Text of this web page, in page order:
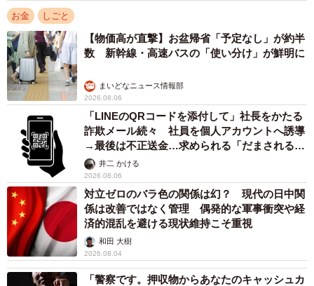
以下、4位「イオン」（856万円）、5位「ニトリホールデ
ィングス」（835万円）がランクインしていたほか、6位
「マツキヨココカラ&カンパニー」（834万円）、7位「ウ
エルシアホールディングス」（795万円）、8位「アスク
ル」（776万円）、9位「エイチ・ツー・オーリテイリン
グ」（772万円）、10位「ジンズホールディングス」（768
万円）が続きました。
◇ ◇
【出典】
▽SalesNow DB
https://db.salesnow.jp/
お金 しごと
【物価高が直撃】お盆帰省「予定なし」が約半
数 新幹線・高速バスの「使い分け」が鮮明に
まいどなニュース情報部
2026.08.06
「LINEのQRコードを添付して」社長をかたる
詐欺メール続々 社員を個人アカウントへ誘導
→最後は不正送金…求められる「だまされる前
提」の対策
井二 かける
2026.08.06
対立ゼロのバラ色の関係は幻？ 現代の日中関
係は改善ではなく管理 偶発的な軍事衝突や経
済的混乱を避ける現状維持こそ重視
和田 大樹
2026.08.04
「警察です。押収物からあなたのキャッシュカ